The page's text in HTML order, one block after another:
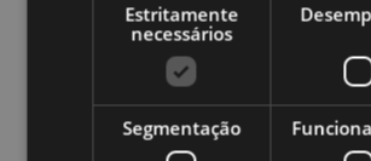
0.026000
Não
Asterix & Obelix
Estritamente
necessários
Segmentação